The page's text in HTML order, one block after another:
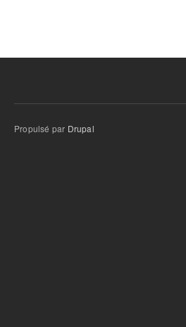
Propulsé par Drupal